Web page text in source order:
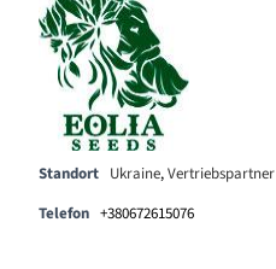
Standort Ukraine,Vertriebspartner
Telefon +380672615076